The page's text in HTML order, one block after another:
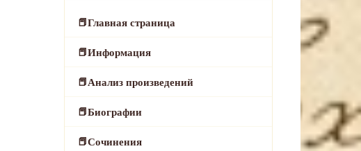
Главная страница
Информация
Анализ произведений
Биографии
Сочинения